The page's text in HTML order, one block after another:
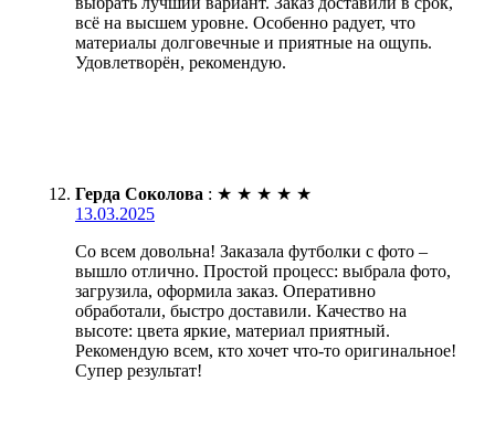
всё на высшем уровне. Особенно радует, что
материалы долговечные и приятные на ощупь.
Удовлетворён, рекомендую.
Герда Соколова : ★ ★ ★ ★ ★
13.03.2025
Со всем довольна! Заказала футболки с фото –
вышло отлично. Простой процесс: выбрала фото,
загрузила, оформила заказ. Оперативно
обработали, быстро доставили. Качество на
высоте: цвета яркие, материал приятный.
Рекомендую всем, кто хочет что-то оригинальное!
Супер результат!